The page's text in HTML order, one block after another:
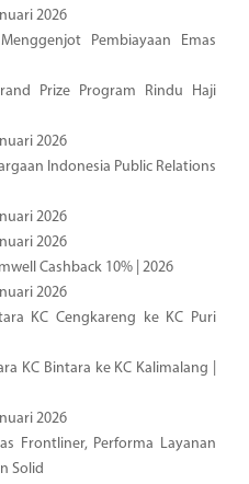
2026
Pembiayaan Emas
Prize Program Rindu Haji
2026
Indonesia Public Relations
2026
2026
Cashback 10% | 2026
2026
KC Cengkareng ke KC Puri
KC Bintara ke KC Kalimalang |
2026
Frontliner, Performa Layanan
Solid